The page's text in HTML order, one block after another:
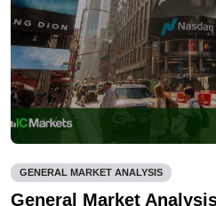
GENERAL MARKET ANALYSIS
General Market